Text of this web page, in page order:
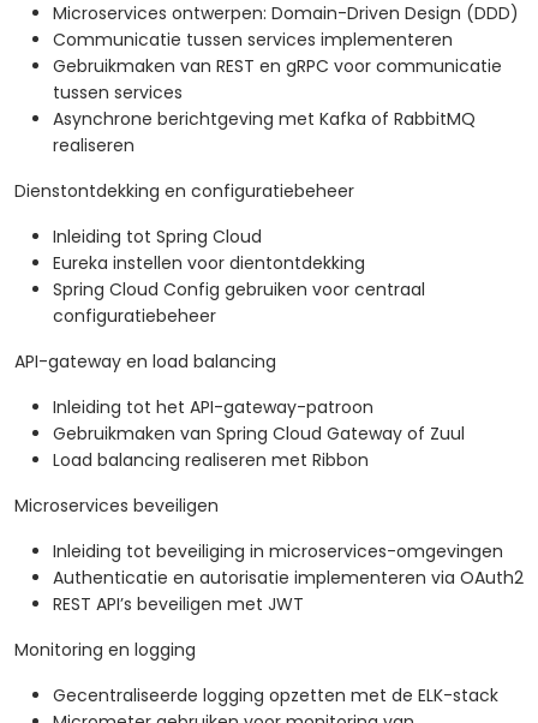
Microservices ontwerpen: Domain-Driven Design (DDD)
Communicatie tussen services implementeren
Gebruikmaken van REST en gRPC voor communicatie
tussen services
Asynchrone berichtgeving met Kafka of RabbitMQ
realiseren
Dienstontdekking en configuratiebeheer
Inleiding tot Spring Cloud
Eureka instellen voor dientontdekking
Spring Cloud Config gebruiken voor centraal
configuratiebeheer
API-gateway en load balancing
Inleiding tot het API-gateway-patroon
Gebruikmaken van Spring Cloud Gateway of Zuul
Load balancing realiseren met Ribbon
Microservices beveiligen
Inleiding tot beveiliging in microservices-omgevingen
Authenticatie en autorisatie implementeren via OAuth2
REST API’s beveiligen met JWT
Monitoring en logging
Gecentraliseerde logging opzetten met de ELK-stack